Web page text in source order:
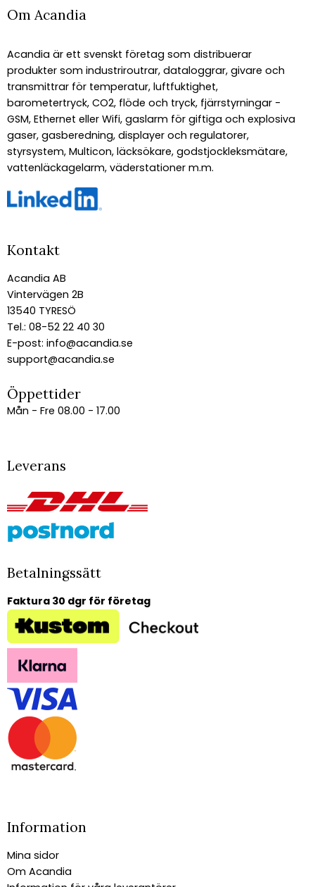
Om Acandia
Acandia är ett svenskt företag som distribuerar
produkter som industriroutrar, dataloggrar, givare och
transmittrar för temperatur, luftfuktighet,
barometertryck, CO2, flöde och tryck, fjärrstyrningar -
GSM, Ethernet eller Wifi, gaslarm för giftiga och explosiva
gaser, gasberedning, displayer och regulatorer,
styrsystem, Multicon, läcksökare, godstjockleksmätare,
vattenläckagelarm, väderstationer m.m.
Kontakt
Acandia AB
Vintervägen 2B
13540 TYRESÖ
Tel.: 08-52 22 40 30
E-post: info@acandia.se
support@acandia.se
Öppettider
Mån - Fre 08.00 - 17.00
Leverans
Betalningssätt
Faktura 30 dgr för företag
Information
Mina sidor
Om Acandia